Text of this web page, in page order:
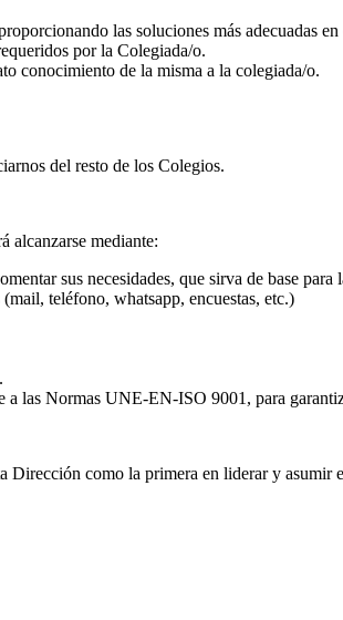
las soluciones más adecuadas en
por la Colegiada/o.
conocimiento de la misma a la colegiada/o.
del resto de los Colegios.
alcanzarse mediante:
sus necesidades, que sirva de base
teléfono, whatsapp, encuestas, etc.)
las Normas UNE-EN-ISO 9001, para
Dirección como la primera en liderar y